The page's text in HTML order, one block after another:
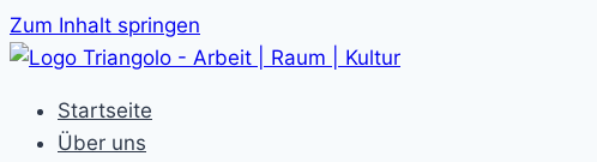
Zum Inhalt springen
Startseite
Über uns